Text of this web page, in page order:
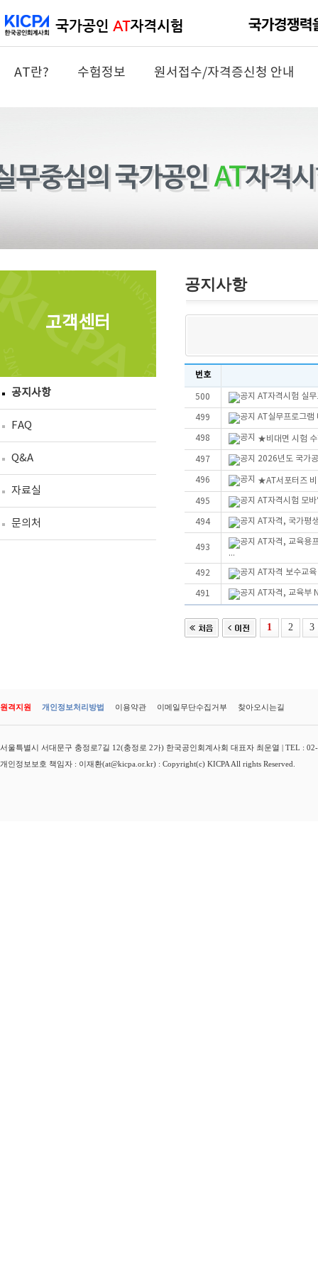
AT란? 수험정보 원서접수/자격증신청 안내
고객센터
공지사항
FAQ
Q&A
자료실
문의처
공지사항
번호
500 AT자격시험 실
499 AT실무프로그
498 ★비대면 시험
497 2026년도 국가
496 ★AT서포터즈 비
495 AT자격시험 모
494 AT자격, 국가평
493
AT자격, 교육용
...
492 AT자격 보수교
491 AT자격, 교육부
1 2 3
원격지원 개인정보처리방법 이용약관 이메일무단수집거부 찾아오시는길
서울특별시 서대문구 충정로7길 12(충정로 2가) 한국공인회계사회 대표자 최운열 | TEL :
개인정보보호 책임자 : 이재환(at@kicpa.or.kr) : Copyright(c) KICPA All rights Reserved.